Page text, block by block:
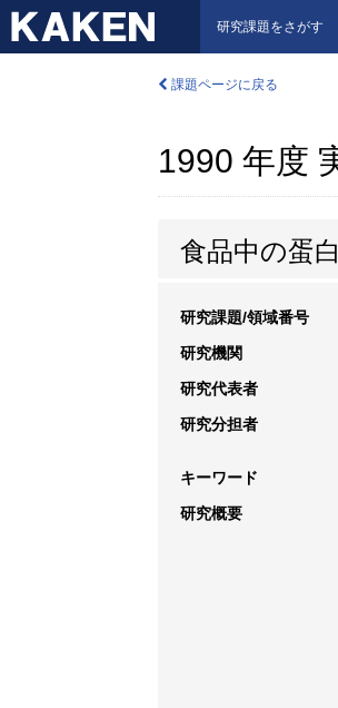
研究課題をさがす
課題ページに戻る
1990 年度
食品中の蛋
研究課題/領域番号
研究機関
研究代表者
研究分担者
キーワード
研究概要